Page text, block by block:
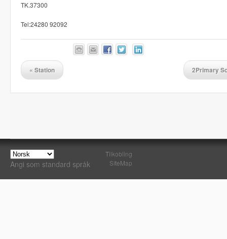
TK.37300
Tel:24280 92092
« Station 2Primary
Angi som standard språk
Tilkobling
SiteMap